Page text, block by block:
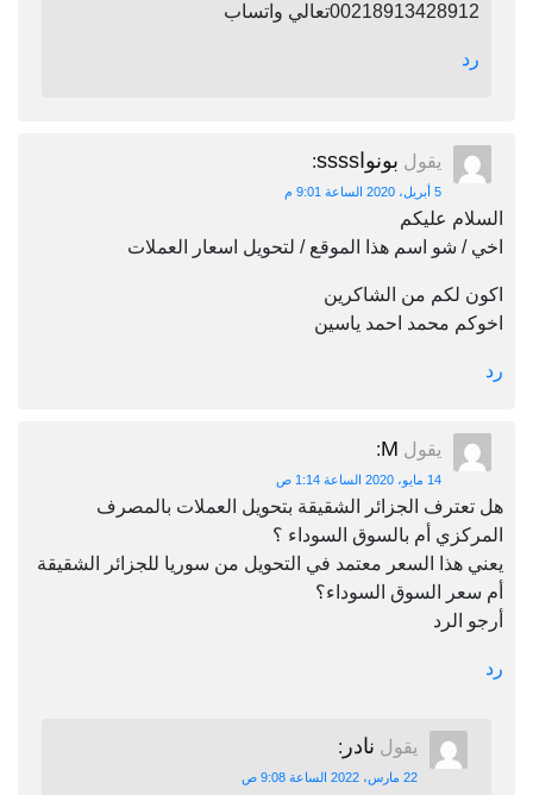
00218913428912تعالي واتساب
رد
يقول بونواssss :
5 أبريل، 2020 الساعة 9:01 م
السلام عليكم
اخي / شو اسم هذا الموقع / لتحويل اسعار العملات
اكون لكم من الشاكرين
اخوكم محمد احمد ياسين
رد
يقول M
:
14 مايو، 2020 الساعة 1:14 ص
هل تعترف الجزائر الشقيقة بتحويل العملات بالمصرف
المركزي أم بالسوق السوداء ؟
يعني هذا السعر معتمد في التحويل من سوريا للجزائر الشقيقة
أم سعر السوق السوداء؟
أرجو الرد
رد
يقول نادر :
22 مارس، 2022 الساعة 9:08 ص